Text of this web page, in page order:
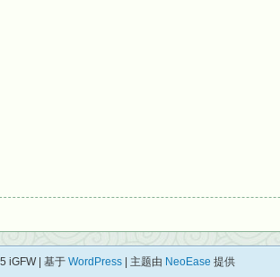
iGFW | 基于 WordPress | 主题由 NeoEase 提供